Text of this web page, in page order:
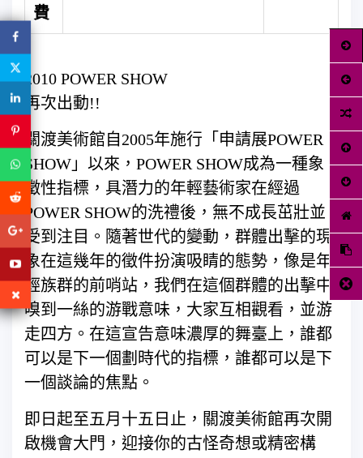
費
2010 POWER SHOW
再次出動!!
關渡美術館自2005年施行「申請展POWER
SHOW」以來，POWER SHOW成為一種象
徵性指標，具潛力的年輕藝術家在經過
POWER SHOW的洗禮後，無不成長茁壯並
受到注目。隨著世代的變動，群體出擊的現
象在這幾年的徵件扮演吸睛的態勢，像是年
輕族群的前哨站，我們在這個群體的出擊中
嗅到一絲的游戰意味，大家互相觀看，並游
走四方。在這宣告意味濃厚的舞臺上，誰都
可以是下一個劃時代的指標，誰都可以是下
一個談論的焦點。
即日起至五月十五日止，關渡美術館再次開
啟機會大門，迎接你的古怪奇想或精密構